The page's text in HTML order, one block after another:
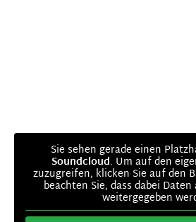
Sie sehen gerade einen
Soundcloud. Um auf den
zuzugreifen, klicken Sie auf den
beachten Sie, dass dabei
weitergegeben